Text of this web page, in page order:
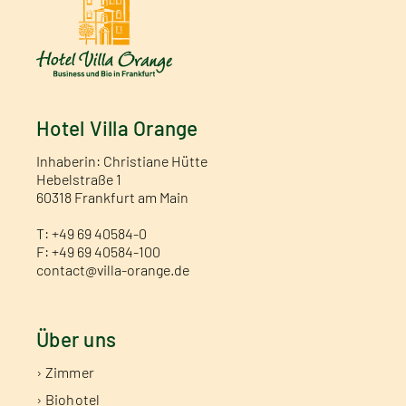
Hotel Villa Orange
Inhaberin: Christiane Hütte
Hebelstraße 1
60318 Frankfurt am Main
T: +49 69 40584-0
F: +49 69 40584-100
contact@villa-orange.de
Über uns
› Zimmer
› Biohotel